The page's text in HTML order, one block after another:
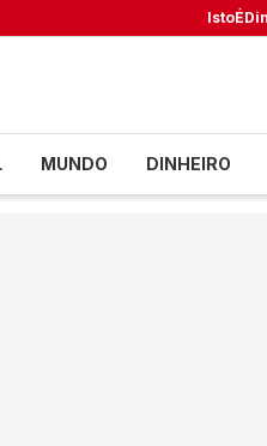
IstoÉ
MUNDO DINHEIRO